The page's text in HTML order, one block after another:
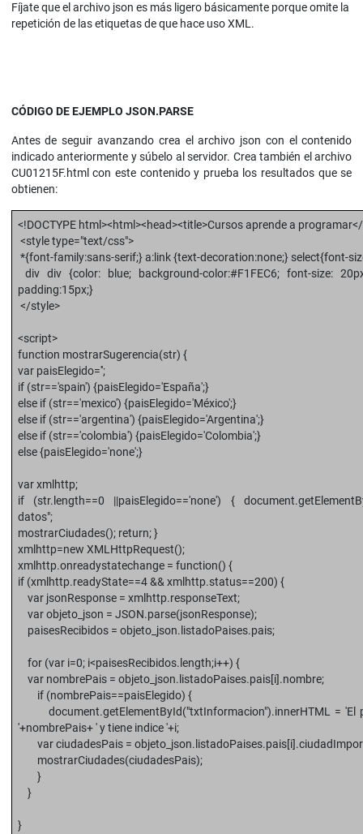
Fíjate que el archivo json es más ligero básicamente porque omite la
repetición de las etiquetas de que hace uso XML.
CÓDIGO DE EJEMPLO JSON.PARSE
Antes de seguir avanzando crea el archivo json con el contenido
indicado anteriormente y súbelo al servidor. Crea también el archivo
CU01215F.html con este contenido y prueba los resultados que se
obtienen:
<!DOCTYPE html><html><head><title>Cursos aprende a
<style type="text/css">
*{font-family:sans-serif;} a:link {text-decoration:none;} select{font-
div div {color: blue; background-color:#F1FEC6; font-size:
padding:15px;}
</style>
<script>
function mostrarSugerencia(str) {
var paisElegido='';
if (str=='spain') {paisElegido='España';}
else if (str=='mexico') {paisElegido='México';}
else if (str=='argentina') {paisElegido='Argentina';}
else if (str=='colombia') {paisElegido='Colombia';}
else {paisElegido='none';}
var xmlhttp;
if (str.length==0 ||paisElegido=='none') {
datos";
mostrarCiudades(); return; }
xmlhttp=new XMLHttpRequest();
xmlhttp.onreadystatechange = function() {
if (xmlhttp.readyState==4 && xmlhttp.status==200) {
var jsonResponse = xmlhttp.responseText;
var objeto_json = JSON.parse(jsonResponse);
paisesRecibidos = objeto_json.listadoPaises.pais;
for (var i=0; i<paisesRecibidos.length;i++) {
var nombrePais = objeto_json.listadoPaises.pais[i].nombre;
if (nombrePais==paisElegido) {
document.getElementById("txtInformacion").innerHTML = 'El
'+nombrePais+ ' y tiene indice '+i;
var ciudadesPais =
mostrarCiudades(ciudadesPais);
}
}
}